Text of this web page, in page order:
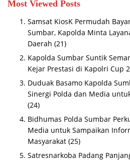
Most Viewed Posts
Samsat KiosK Permudah
Sumbar, Kapolda Minta
Daerah (21)
Kapolda Sumbar Suntik
Kejar Prestasi di Kapolri Cup
Duduak Basamo Kapolda
Sinergi Polda dan Media
(24)
Bidhumas Polda Sumbar
Media untuk Sampaikan
Masyarakat (25)
Satresnarkoba Padang